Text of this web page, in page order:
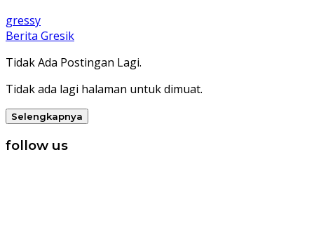
gressy
Berita Gresik
Tidak Ada Postingan Lagi.
Tidak ada lagi halaman untuk dimuat.
Selengkapnya
follow us